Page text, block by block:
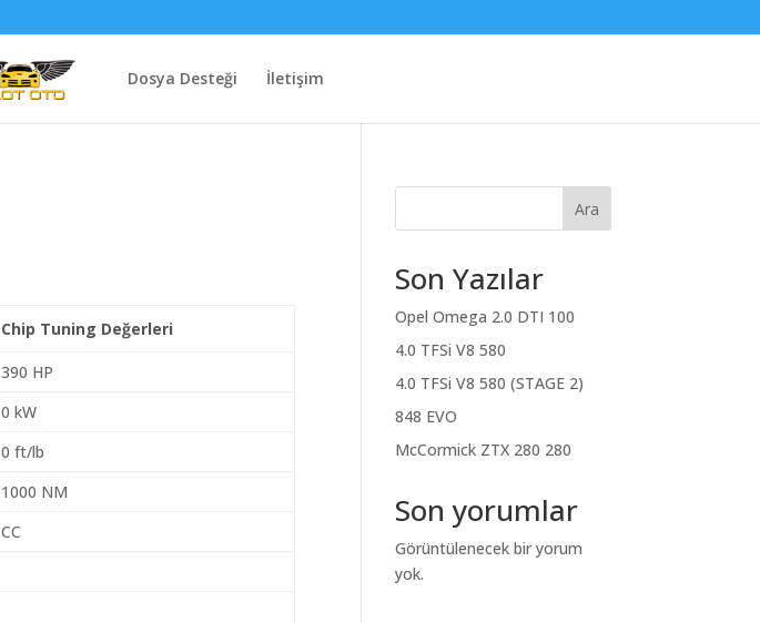
Dosya Desteği İletişim
Chip Tuning Değerleri
390 HP
0 kW
0 ft/lb
1000 NM
CC
Ara
Son Yazılar
Opel Omega 2.0 DTI 100
4.0 TFSi V8 580
4.0 TFSi V8 580 (STAGE 2)
848 EVO
McCormick ZTX 280 280
Son yorumlar
Görüntülenecek bir yorum
yok.